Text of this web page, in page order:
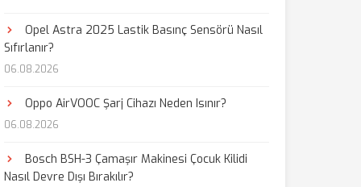
Opel Astra 2025 Lastik Basınç Sensörü Nasıl
Sıfırlanır?
06.08.2026
Oppo AirVOOC Şarj Cihazı Neden Isınır?
06.08.2026
Bosch BSH-3 Çamaşır Makinesi Çocuk Kilidi
Nasıl Devre Dışı Bırakılır?